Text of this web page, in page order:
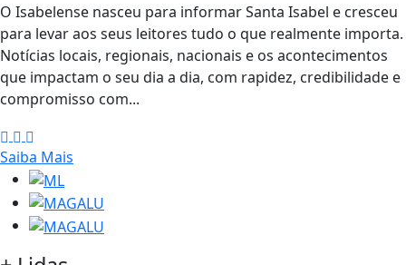
O Isabelense nasceu para informar Santa Isabel e cresceu
para levar aos seus leitores tudo o que realmente importa.
Notícias locais, regionais, nacionais e os acontecimentos
que impactam o seu dia a dia, com rapidez, credibilidade e
compromisso com...
Saiba Mais